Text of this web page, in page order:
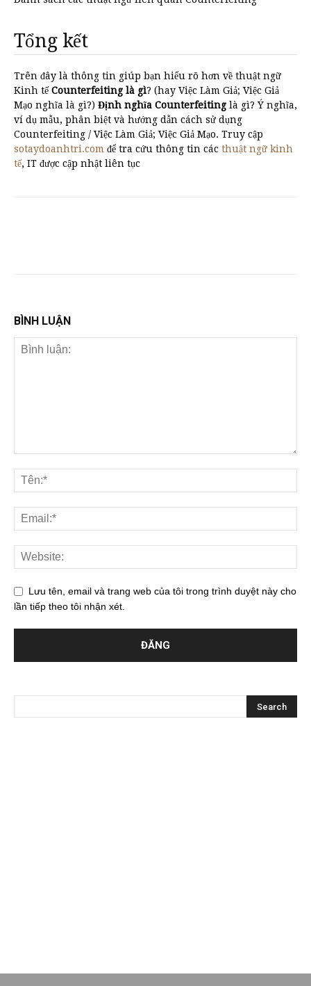
Tổng kết
Trên đây là thông tin giúp bạn hiểu rõ hơn về thuật ngữ
Kinh tếCounterfeiting là gì? (hay Việc Làm Giả; Việc Giả
Mạo nghĩa là gì?) Định nghĩa Counterfeiting là gì? Ý nghĩa,
ví dụ mẫu, phân biệt và hướng dẫn cách sử dụng
Counterfeiting / Việc Làm Giả; Việc Giả Mạo. Truy cập
sotaydoanhtri.com để tra cứu thông tin các thuật ngữ kinh
tế, IT được cập nhật liên tục
BÌNH LUẬN
Lưu tên, email và trang web của tôi trong trình duyệt này cho
lần tiếp theo tôi nhận xét.